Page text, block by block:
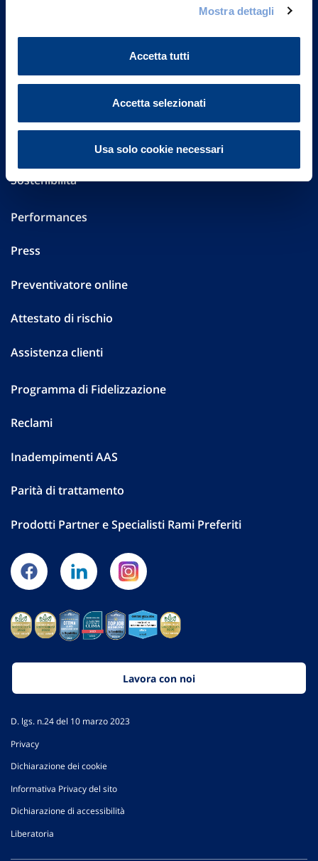
Mostra dettagli
Accetta tutti
Accetta selezionati
Usa solo cookie necessari
Governance
Altre informazioni
Sostenibilità
Performances
Press
Preventivatore online
Attestato di rischio
Assistenza clienti
Programma di Fidelizzazione
Reclami
Inadempimenti AAS
Parità di trattamento
Prodotti Partner e Specialisti Rami Preferiti
Lavora con noi
D. lgs. n.24 del 10 marzo 2023
Privacy
Dichiarazione dei cookie
Informativa Privacy del sito
Dichiarazione di accessibilità
Liberatoria